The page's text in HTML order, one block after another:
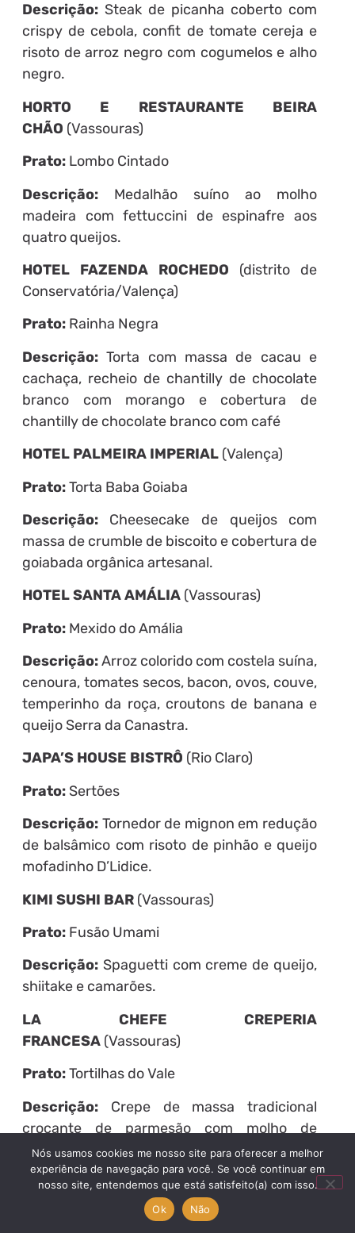
Descrição: Steak de picanha coberto com
crispy de cebola, confit de tomate cereja e
risoto de arroz negro com cogumelos e alho
negro.
HORTO E RESTAURANTE BEIRA
CHÃO (Vassouras)
Prato: Lombo Cintado
Descrição: Medalhão suíno ao molho
madeira com fettuccini de espinafre aos
quatro queijos.
HOTEL FAZENDA ROCHEDO (distrito de
Conservatória/Valença)
Prato: Rainha Negra
Descrição:Torta com massa de cacau e
cachaça, recheio de chantilly de chocolate
branco com morango e cobertura de
chantilly de chocolate branco com café
HOTEL PALMEIRA IMPERIAL (Valença)
Prato:Torta Baba Goiaba
Descrição: Cheesecake de queijos com
massa de crumble de biscoito e cobertura de
goiabada orgânica artesanal.
HOTEL SANTA AMÁLIA (Vassouras)
Prato: Mexido do Amália
Descrição:Arroz colorido com costela suína,
cenoura, tomates secos, bacon, ovos, couve,
temperinho da roça, croutons de banana e
queijo Serra da Canastra.
JAPA’S HOUSE BISTRÔ (Rio Claro)
Prato: Sertões
Descrição: Tornedor de mignon em redução
de balsâmico com risoto de pinhão e queijo
mofadinho D’Lidice.
KIMI SUSHI BAR (Vassouras)
Prato: Fusão Umami
Descrição: Spaguetti com creme de queijo,
shiitake e camarões.
LA CHEFE CREPERIA
FRANCESA (Vassouras)
Prato:Tortilhas do Vale
Descrição: Crepe de massa tradicional
crocante de parmesão com molho de
gorgonzola e bacon.
LE VELÓ MONTAIGNE(Miguel Pereira)
Ravióli de Abóbora e Queijo de Cabra
Nós usamos cookies me nosso site para oferecer a melhor
experiência de navegação para você. Se você continuar em
nosso site, entendemos que está satisfeito(a) com isso.
Ok
Não